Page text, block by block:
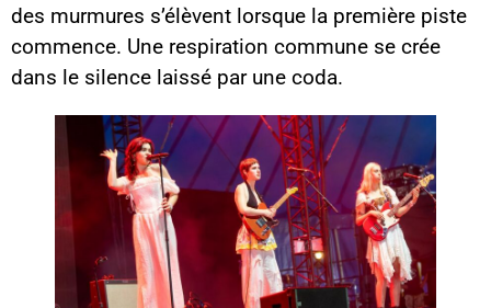
des murmures s’élèvent lorsque la première piste
commence. Une respiration commune se crée
dans le silence laissé par une coda.